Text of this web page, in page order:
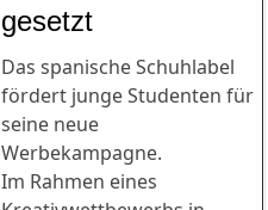
gesetzt
Das spanische Schuhlabel
fördert junge Studenten für
seine neue
Werbekampagne.
Im Rahmen eines